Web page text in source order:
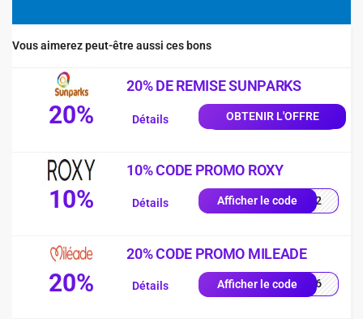
Vous aimerez peut-être aussi ces bons
20%
20% DE REMISE SUNPARKS
OBTENIR L'OFFRE
Détails
10%
10% CODE PROMO ROXY
Afficher le codeD942
Détails
20%
20% CODE PROMO MILEADE
Afficher le codeER26
Détails